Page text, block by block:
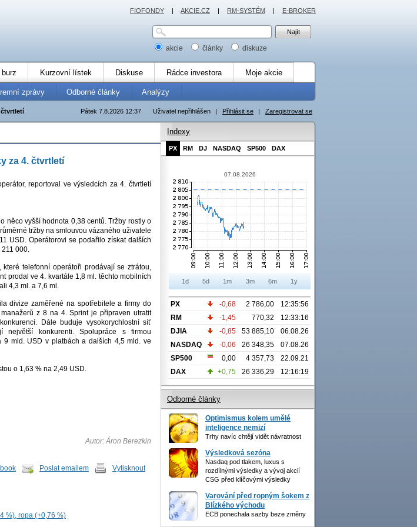
akcie články diskuze
Kurzovní lístek Diskuse Rádce investora Moje akcie
zprávy Odborné články Analýzy
Uživatel nepřihlášen | Přihlásit se | Zaregistrovat se
Pátek 7.8.2026 12:37
čtvrtletí
za 4. čtvrtletí
reportoval ve výsledcích za 4. čtvrtletí
něco vyšší hodnota 0,38 centů. Tržby rostly o
tržby na smlouvou vázaného uživatele
USD. Operátorovi se podařilo získat dalších
000.
telefonní operátoři prodávají se ztrátou,
prodal ve 4. kvartále 1,8 ml. těchto mobilních
4,3 ml. a 7,6 ml.
divize zaměřené na spotřebitele a firmy do
z 8 na 4. Sprint je připraven utratit
Dále buduje vysokorychlostní síť
největší konkurenti. Spolupráce s firmou
9 mld. USD v platbách a dalších 4,5 mld. ve
o 1,63 % na 2,49 USD.
Autor: Áron Berezkin
Poslat emailem Vytisknout
%), ropa (+0,76 %)
Indexy
PX RM DJ NASDAQ SP500 DAX
07.08.2026
1d 5d 1m 3m 6m 1y
PX -0,68 2 786,00
12:35:56
RM
-1,45 770,32
12:33:16
DJIA
-0,85 53 885,10
06.08.26
NASDAQ
-0,06 26 348,35
07.08.26
SP500
0,00 4 357,73
22.09.21
DAX
+0,75 26 336,29 12:16:19
Odborné články
Optimismus kolem umělé
inteligence nemizí
Trhy navíc chtějí vidět návratnost
Výsledková sezóna
Nasdaq pod tlakem, luxus s
rozdílnými výsledky a vývoj akcií
CSG před klíčovými výsledky
Varování před ropným šokem z
Blízkého východu
ECB ponechala sazby beze změny
FIOFONDY | AKCIE.CZ | RM-SYSTÉM | E-BROKER